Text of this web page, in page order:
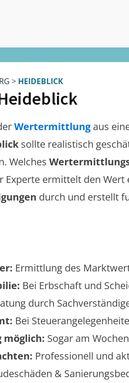
> HEIDEBLICK
Wertermittlung aus
sollte realistisch
Welches
Experte ermittelt den
durch und erstellt
Ermittlung des
Bei Erbschaft und
durch
Bei
Sogar am
Professionell und
&